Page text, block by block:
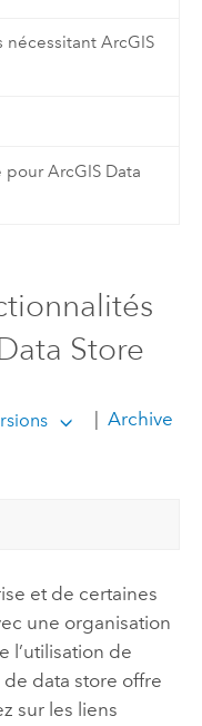
ArcGIS
ArcGIS Data
Store
Archive
et de certaines
une organisation
l’utilisation de
data store offre
sur les liens